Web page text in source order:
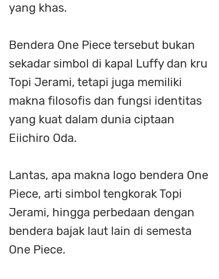
yang khas.
Bendera One Piece tersebut bukan
sekadar simbol di kapal Luffy dan kru
Topi Jerami, tetapi juga memiliki
makna filosofis dan fungsi identitas
yang kuat dalam dunia ciptaan
Eiichiro Oda.
Lantas, apa makna logo bendera One
Piece, arti simbol tengkorak Topi
Jerami, hingga perbedaan dengan
bendera bajak laut lain di semesta
One Piece.